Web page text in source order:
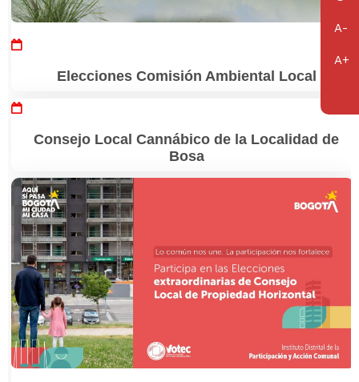
Elecciones Comisión Ambiental Local
Consejo Local Cannábico de la Localidad de
Bosa